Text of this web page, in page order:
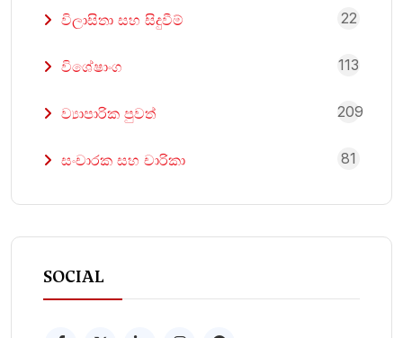
විලාසිතා සහ සිදුවීම් 22
විශේෂාංග 113
ව්‍යාපාරික පුවත් 209
සංචාරක සහ චාරිකා 81
SOCIAL